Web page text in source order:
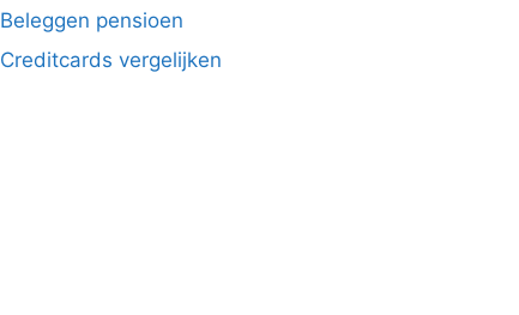
Beleggen pensioen
Creditcards vergelijken